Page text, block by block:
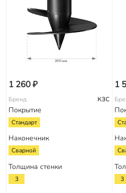
1 260 ₽
Бренд КЗС
Покрытие
Стандарт
Наконечник
Сварной
Толщина стенки
3
1
3